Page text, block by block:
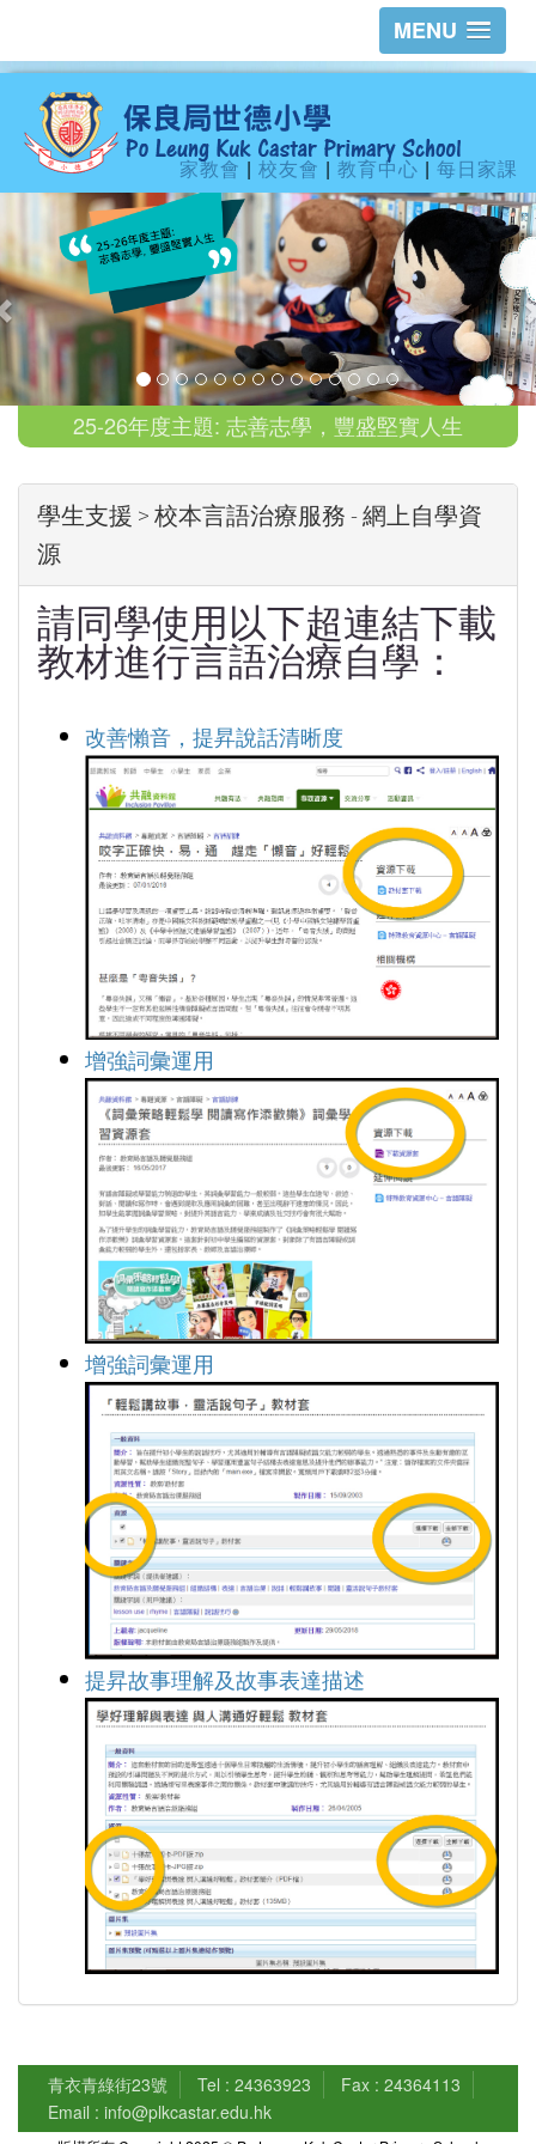
MENU
家教會 | 校友會 | 教育中心 | 每日家課
25-26年度主題: 志善志學，豐盛堅實人生
學生支援 > 校本言語治療服務 - 網上自學資
源
請同學使用以下超連結下載
教材進行言語治療自學：
改善懶音，提昇說話清晰度
增強詞彙運用
增強詞彙運用
提昇故事理解及故事表達描述
青衣青綠街23號 Tel : 24363923
Fax : 24364113
Email : info@plkcastar.edu.hk